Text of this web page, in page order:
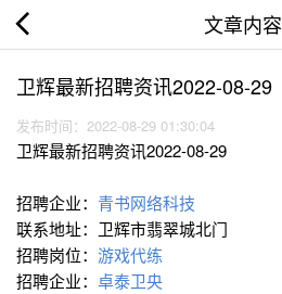
文章内容
卫辉最新招聘资讯2022-08-29
发布时间：2022-08-29 01:30:04
卫辉最新招聘资讯2022-08-29
招聘企业： 青书网络科技
联系地址：卫辉市翡翠城北门
招聘岗位： 游戏代练
招聘企业： 卓泰卫央